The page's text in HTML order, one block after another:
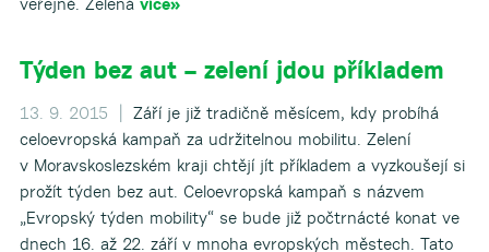
Týden bez aut – zelení jdou příkladem
13. 9. 2015 |
Září je již tradičně měsícem, kdy probíhá
celoevropská kampaň za udržitelnou mobilitu. Zelení
v Moravskoslezském kraji chtějí jít příkladem a vyzkoušejí si
prožít týden bez aut. Celoevropská kampaň s názvem
„Evropský týden mobility“ se bude již počtrnácté konat ve
dnech 16. až 22. září v mnoha evropských městech. Tato